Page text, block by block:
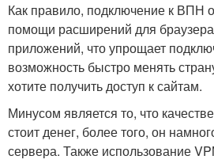
Как правило, подключение к ВПН
помощи расширений для
приложений, что упрощает
возможность быстро менять
хотите получить доступ к сайтам.
Минусом является то, что
стоит денег, более того, он
сервера. Также использование